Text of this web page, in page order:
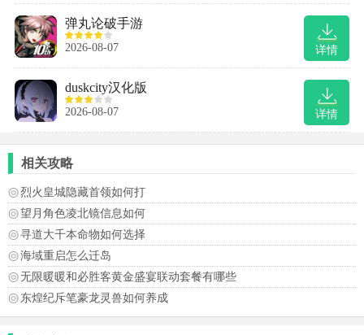
详情
弹丸论破手游
2026-08-07
详情
duskcity汉化版
2026-08-07
相关攻略
烈火皇城隐藏首领如何打
望月角色凌北镜信息如何
寻道大千本命物如何选择
海域重启怎么迁岛
无限暖暖和必胜客黄金盛宴联动套餐有哪些
东煌纪斥笔豪龙灵兽如何养成